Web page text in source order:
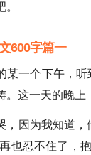
600字篇一
某一个下午，
。这一天的晚上
，因为我知道，
也忍不住了，
进演讲稿
稿三分钟
进演讲稿
稿三分钟